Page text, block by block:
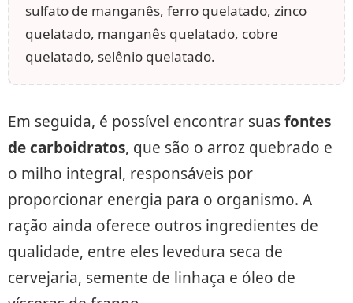
sulfato de manganês, ferro quelatado, zinco
quelatado, manganês quelatado, cobre
quelatado, selênio quelatado.
Em seguida, é possível encontrar suasfontes
de carboidratos, que são o arroz quebrado e
o milho integral, responsáveis por
proporcionar energia para o organismo. A
ração ainda oferece outros ingredientes de
qualidade, entre eles levedura seca de
cervejaria, semente de linhaça e óleo de